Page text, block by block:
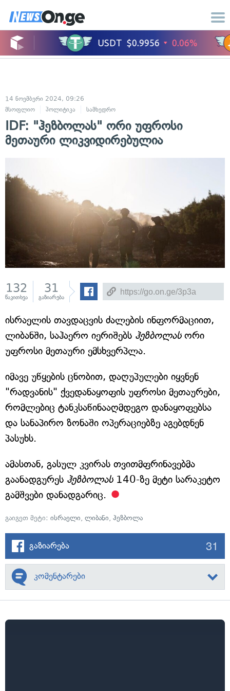
14 ნოემბერი 2024, 09:26
მსოფლიო
პოლიტიკა სამხედრო
IDF: "ჰეზბოლას" ორი უფროსი
მეთაური ლიკვიდირებულია
132
წაკითხვა
31
გაზიარება
ისრაელის თავდაცვის ძალების ინფორმაციით,
ლიბანში, საჰაერო იერიშებს ჰეზბოლასორი
უფროსი მეთაური ემსხვერპლა.
იმავე უწყების ცნობით, დაღუპულები იყვნენ
"რადვანის" ქვედანაყოფის უფროსი მეთაურები,
რომლებიც ტანკსაწინააღმდეგო დანაყოფებსა
და სანაპირო ზონაში ოპერაციებზე აგებდნენ
პასუხს.
ამასთან, გასულ კვირას თვითმფრინავებმა
გაანადგურეს ჰეზბოლას140-ზე მეტი სარაკეტო
გამშვები დანადგარიც.
გაიგეთ მეტი: ისრაელი, ლიბანი, ჰეზბოლა
გაზიარება 31
კომენტარები